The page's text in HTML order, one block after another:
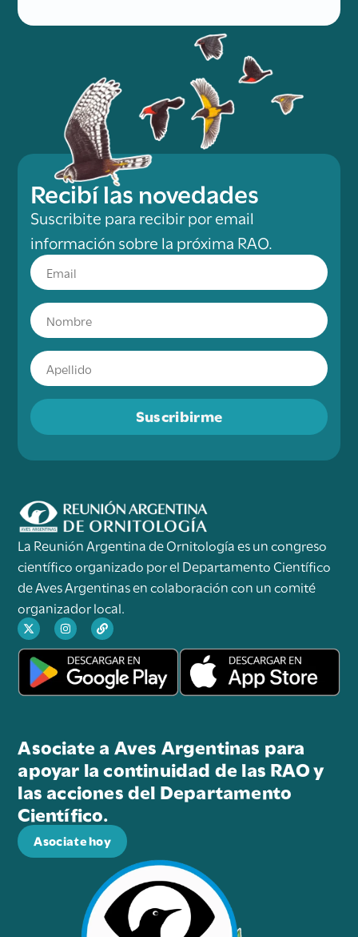
Recibí las novedades
Suscribite para recibir por email
información sobre la próxima RAO.
Suscribirme
La Reunión Argentina de Ornitología es un congreso
científico organizado por el Departamento Científico
de Aves Argentinas en colaboración con un comité
organizador local.
Asociate a Aves Argentinas para
apoyar la continuidad de las RAO y
las acciones del Departamento
Científico.
Asociate hoy